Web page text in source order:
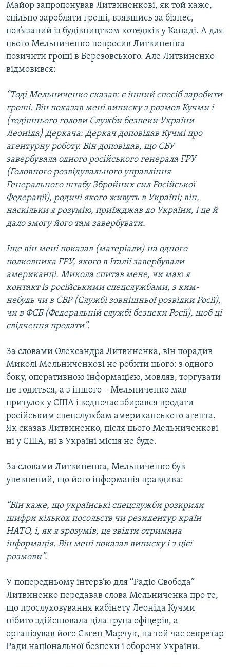
Майор запропонував Литвиненкові, як той каже,
спільно заробляти гроші, взявшись за бізнес,
пов’язаний із будівництвом котеджів у Канаді. А для
цього Мельниченко попросив Литвиненка
позичити гроші в Березовського. Але Литвиненко
відмовився:
“Тоді Мельниченко сказав: є інший спосіб заробити
гроші. Він показав мені виписку з розмов Кучми і
(тодішнього голови Служби безпеки України
Леоніда) Деркача: Деркач доповідав Кучмі про
агентурну роботу. Він доповідав, що СБУ
завербувала одного російського генерала ГРУ
(Головного розвідувального управління
Генерального штабу Збройних сил Російської
Федерації), родичі якого живуть в Україні; він,
наскільки я розумію, приїжджав до України, і це й
дало змогу його там завербувати.
Іще він мені показав (матеріали) на одного
полковника ГРУ, якого в Італії завербували
американці. Микола спитав мене, чи маю я
контакт із російськими спецслужбами, з ким-
небудь чи в СВР (Службі зовнішньої розвідки Росії),
чи в ФСБ (Федеральній службі безпеки Росії), щоб ці
свідчення продати”.
За словами Олександра Литвиненка, він порадив
Миколі Мельниченкові не робити цього: з одного
боку, оперативною інформацією, мовляв, торгувати
не годиться, а з іншого – Мельниченко мав
притулок у США і водночас збирався продати
російським спецслужбам американського агента.
Як сказав Литвиненко, після цього Мельниченкові
ні у США, ні в Україні місця не буде.
За словами Литвиненка, Мельниченко був
упевнений, що його інформація правдива:
“Він каже, що українські спецслужби розкрили
шифри кількох посольств чи резидентур країн
НАТО, і, як я зрозумів, це звідти отримана
інформація. Він мені показав виписку і з цієї
розмови”.
У попередньому інтерв’ю для “Радіо Свобода”
Литвиненко передавав слова Мельниченка про те,
що прослуховування кабінету Леоніда Кучми
нібито здійснювала ціла група офіцерів, а
організував його Євген Марчук, на той час секретар
Ради національної безпеки і оборони України.